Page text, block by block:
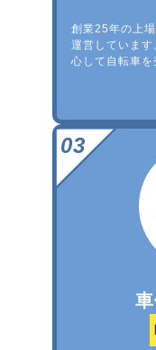
創業25年の上
運営していま
心して自転車を